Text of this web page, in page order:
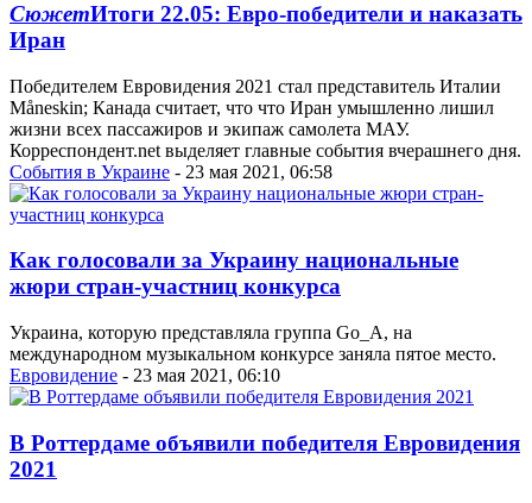
СюжетИтоги 22.05: Евро-победители и наказать
Иран
Победителем Евровидения 2021 стал представитель Италии
Måneskin; Канада считает, что что Иран умышленно лишил
жизни всех пассажиров и экипаж самолета МАУ.
Корреспондент.net выделяет главные события вчерашнего дня.
События в Украине - 23 мая 2021, 06:58
Как голосовали за Украину национальные
жюри стран-участниц конкурса
Украина, которую представляла группа Go_A, на
международном музыкальном конкурсе заняла пятое место.
Евровидение - 23 мая 2021, 06:10
В Роттердаме объявили победителя Евровидения
2021